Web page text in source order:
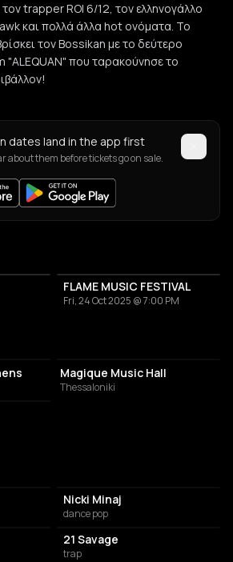
trapper ROI 6/12, τον ελληνογάλλο
και πολλά άλλα hot ονόματα. Το
τον Bossikan με το δεύτερο
που ταρακούνησε το
dates land in the app first
about them before tickets go on sale.
FLAME MUSIC FESTIVAL
Fri, 24 Oct 2025 @ 7:00 PM
plays
Magique Music Hall
Thessaloniki
Nicki Minaj
dance pop
21 Savage
trap